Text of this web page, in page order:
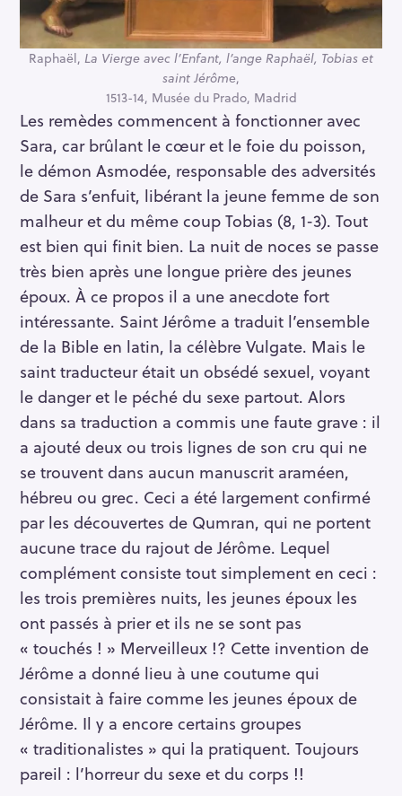
Raphaël, La Vierge avec l’Enfant, l’ange Raphaël, Tobias et
saint Jérôme,
1513-14, Musée du Prado, Madrid
Les remèdes commencent à fonctionner avec
Sara, car brûlant le cœur et le foie du poisson,
le démon Asmodée, responsable des adversités
de Sara s’enfuit, libérant la jeune femme de son
malheur et du même coup Tobias (8, 1-3). Tout
est bien qui finit bien. La nuit de noces se passe
très bien après une longue prière des jeunes
époux. À ce propos il a une anecdote fort
intéressante. Saint Jérôme a traduit l’ensemble
de la Bible en latin, la célèbre Vulgate. Mais le
saint traducteur était un obsédé sexuel, voyant
le danger et le péché du sexe partout. Alors
dans sa traduction a commis une faute grave : il
a ajouté deux ou trois lignes de son cru qui ne
se trouvent dans aucun manuscrit araméen,
hébreu ou grec. Ceci a été largement confirmé
par les découvertes de Qumran, qui ne portent
aucune trace du rajout de Jérôme. Lequel
complément consiste tout simplement en ceci :
les trois premières nuits, les jeunes époux les
ont passés à prier et ils ne se sont pas
« touchés ! » Merveilleux !? Cette invention de
Jérôme a donné lieu à une coutume qui
consistait à faire comme les jeunes époux de
Jérôme. Il y a encore certains groupes
« traditionalistes » qui la pratiquent. Toujours
pareil : l’horreur du sexe et du corps !!
c
h
e
r
c
h
e
r